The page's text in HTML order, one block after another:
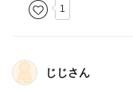
1
じじさん